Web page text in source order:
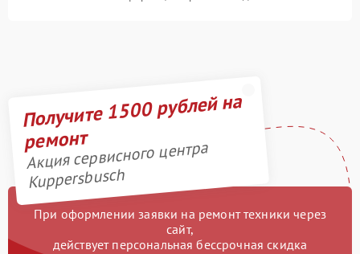
Получите 1500 рублей на
ремонт
Акция сервисного центра
Kuppersbusch
При оформлении заявки на ремонт техники через
сайт,
действует персональная бессрочная скидка